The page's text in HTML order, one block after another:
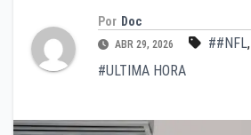
Por Doc
ABR 29, 2026 ##NFL,
#ULTIMA HORA